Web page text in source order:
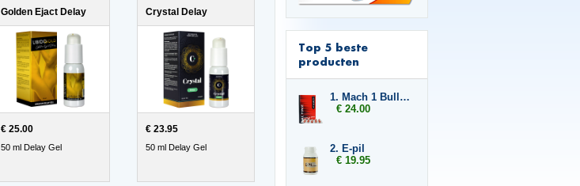
Golden Ejact Delay
€ 25.00
50 ml Delay Gel
Crystal Delay
€ 23.95
50 ml Delay Gel
Top 5 beste
producten
1. Mach 1 Bull Force
€ 24.00
2. E-pil
€ 19.95